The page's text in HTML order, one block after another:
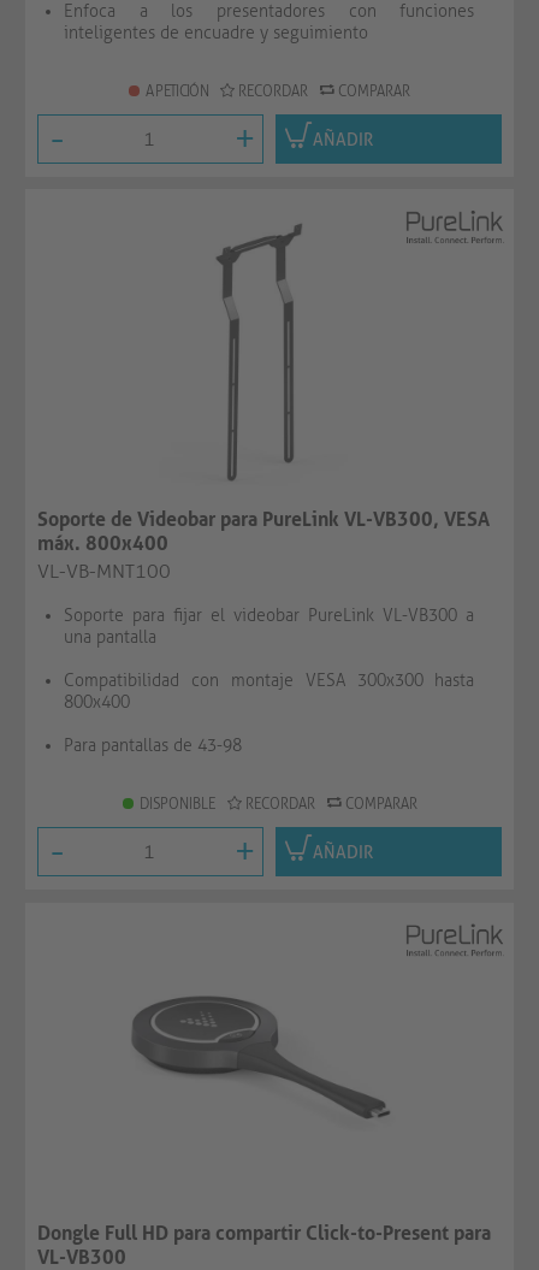
Enfoca a los presentadores con funciones
inteligentes de encuadre y seguimiento
A PETICIÓN RECORDAR COMPARAR
- + AÑADIR
Soporte de Videobar para PureLink VL-VB300, VESA
máx. 800x400
VL-VB-MNT100
Soporte para fijar el videobar PureLink VL-VB300 a
una pantalla
Compatibilidad con montaje VESA 300x300 hasta
800x400
Para pantallas de 43-98
DISPONIBLE RECORDAR COMPARAR
- + AÑADIR
Dongle Full HD para compartir Click-to-Present para
VL-VB300